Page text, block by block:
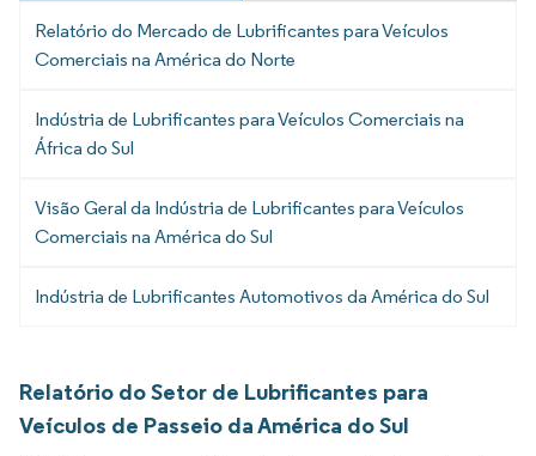
Relatório do Mercado de Lubrificantes para Veículos
Comerciais na América do Norte
Indústria de Lubrificantes para Veículos Comerciais na
África do Sul
Visão Geral da Indústria de Lubrificantes para Veículos
Comerciais na América do Sul
Indústria de Lubrificantes Automotivos da América do Sul
Relatório do Setor de Lubrificantes para
Veículos de Passeio da América do Sul